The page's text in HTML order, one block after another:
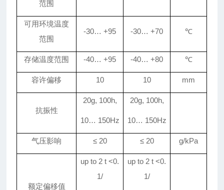
范围
可用环境温度
范围
-30… +95 -30… +70 ℃
存储温度范围 -40… +95 -40… +80 ℃
容许偏移 10 10 mm
抗振性
20g, 100h,
10… 150Hz
20g, 100h,
10… 150Hz
气压影响 ≤20 ≤20 g/kPa
额定偏移值
up to 2 t <0.
1/
up to 2 t <0.
1/